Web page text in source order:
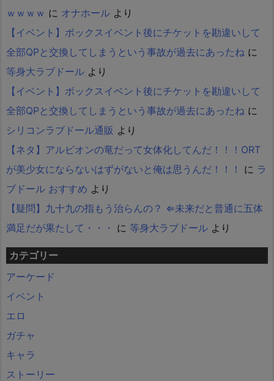
ｗｗｗｗ に オナホール より
【イベント】ボックスイベント後にチケットを勘違いして
全部QPと交換してしまうという事故が過去にあったね に
等身大ラブドール より
【イベント】ボックスイベント後にチケットを勘違いして
全部QPと交換してしまうという事故が過去にあったね に
シリコンラブドール通販 より
【ネタ】アルビオンの竜だって女体化してんだ！！！ORT
が美少女にならないはずがないと俺は思うんだ！！！
に ラ
ブドール おすすめ より
【疑問】九十九の指もう治らんの？ ⇐未来だと普通に五体
満足だが果たして・・・ に 等身大ラブドール より
カテゴリー
アーケード
イベント
エロ
ガチャ
キャラ
ストーリー